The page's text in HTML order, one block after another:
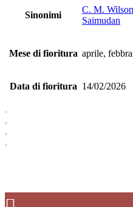
Sinonimi
C. M.
Saimudan
Mese di fioritura aprile,
Data di fioritura 14/02/2026